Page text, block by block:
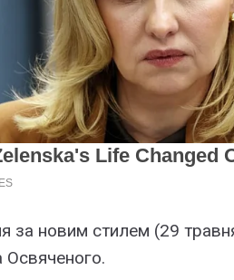
за новим стилем (29